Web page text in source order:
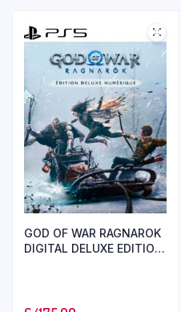
GOD OF WAR RAGNAROK
DIGITAL DELUXE EDITION